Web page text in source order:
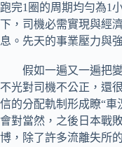
跑完1圈的周期均勻為1
下，司機必需實現與經
息。先天的事業壓力與
假如一遍又一遍把變
不光對司機不公正，還
信的分配軌制形成瞭“車
會對當然，之後日本戰
博，除了許多流離失所